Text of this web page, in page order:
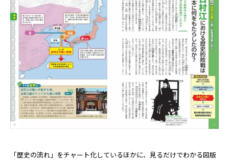
「歴史の流れ」をチャート化しているほかに、見るだけでわかる図版